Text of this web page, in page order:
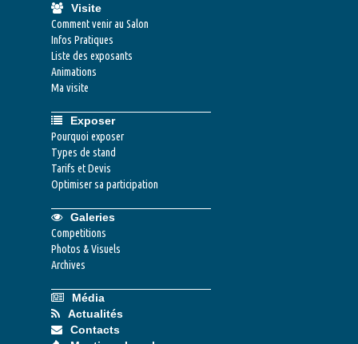
Visite
Comment venir au Salon
Infos Pratiques
Liste des exposants
Animations
Ma visite
Exposer
Pourquoi exposer
Types de stand
Tarifs et Devis
Optimiser sa participation
Galeries
Competitions
Photos & Visuels
Archives
Média
Actualités
Contacts